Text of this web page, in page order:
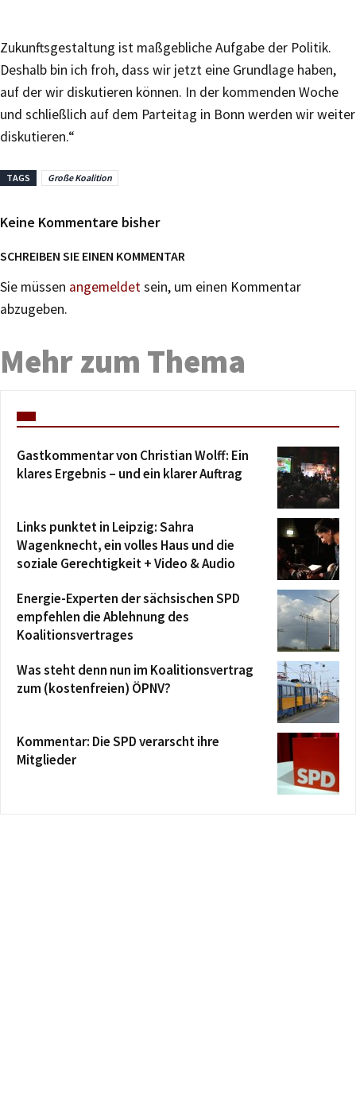
Zukunftsgestaltung ist maßgebliche Aufgabe der Politik.
Deshalb bin ich froh, dass wir jetzt eine Grundlage haben,
auf der wir diskutieren können. In der kommenden Woche
und schließlich auf dem Parteitag in Bonn werden wir weiter
diskutieren.“
TAGS Große Koalition
Keine Kommentare bisher
SCHREIBEN SIE EINEN KOMMENTAR
Sie müssen angemeldetsein, um einen Kommentar
abzugeben.
Mehr zum Thema
Gastkommentar von Christian Wolff: Ein
klares Ergebnis – und ein klarer Auftrag
Links punktet in Leipzig: Sahra
Wagenknecht, ein volles Haus und die
soziale Gerechtigkeit + Video & Audio
Energie-Experten der sächsischen SPD
empfehlen die Ablehnung des
Koalitionsvertrages
Was steht denn nun im Koalitionsvertrag
zum (kostenfreien) ÖPNV?
Kommentar: Die SPD verarscht ihre
Mitglieder